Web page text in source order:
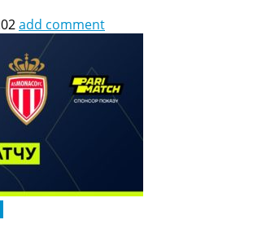
add comment